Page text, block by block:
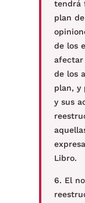
tendrá
plan
de los
afectar
de los
plan, y
y sus
Libro.
6. El